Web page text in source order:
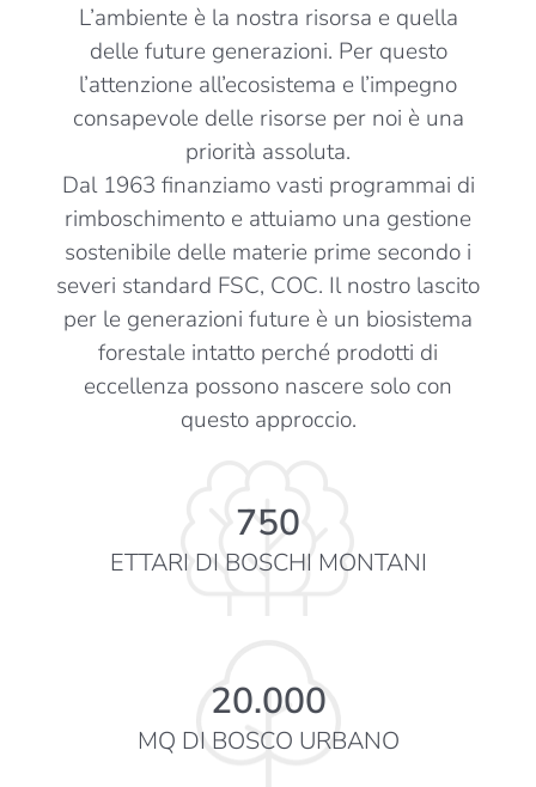
L’ambiente è la nostra risorsa e quella
delle future generazioni. Per questo
l’attenzione all’ecosistema e l’impegno
consapevole delle risorse per noi è una
priorità assoluta.
Dal 1963 finanziamo vasti programmai di
rimboschimento e attuiamo una gestione
sostenibile delle materie prime secondo i
severi standard FSC, COC. Il nostro lascito
per le generazioni future è un biosistema
forestale intatto perché prodotti di
eccellenza possono nascere solo con
questo approccio.
750
ETTARI DI BOSCHI MONTANI
20.000
MQ DI BOSCO URBANO